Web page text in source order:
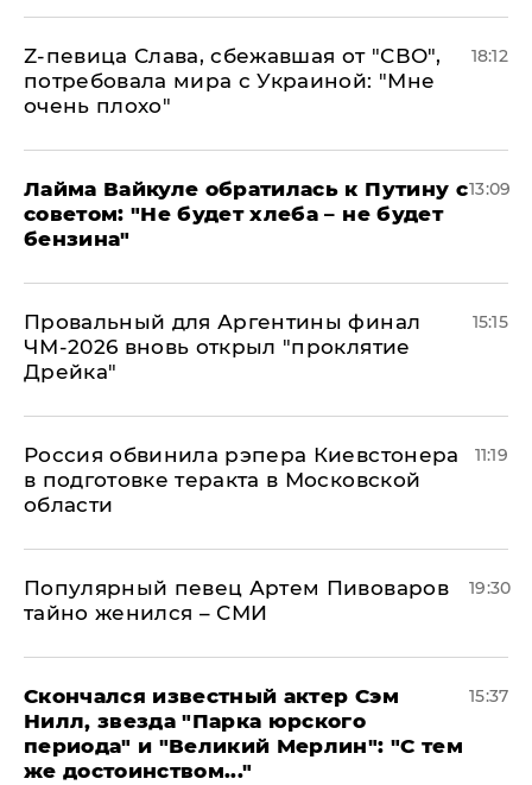
Z-певица Слава, сбежавшая от "СВО",
потребовала мира с Украиной: "Мне
очень плохо"
18:12
Лайма Вайкуле обратилась к Путину с
советом: "Не будет хлеба – не будет
бензина"
13:09
Провальный для Аргентины финал
ЧМ-2026 вновь открыл "проклятие
Дрейка"
15:15
Россия обвинила рэпера Киевстонера
в подготовке теракта в Московской
области
11:19
Популярный певец Артем Пивоваров
тайно женился – СМИ
19:30
Скончался известный актер Сэм
Нилл, звезда "Парка юрского
периода" и "Великий Мерлин": "С тем
же достоинством..."
15:37